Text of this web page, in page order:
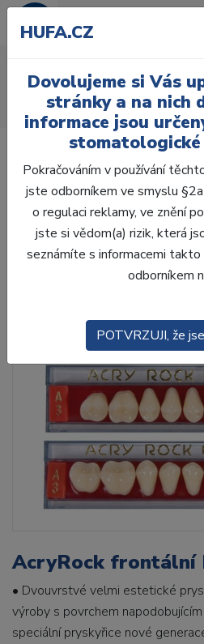
Úvod Zuby
AcryRock
AcryRock frontální H 6 ks
AcryRock frontální
• Dvouvrstvé velmi estetické
výroby s povrchem
speciální pryskyřice nové
HUFA.CZ
Dovolujeme si Vás
stránky a na nich
informace jsou
Pokračováním v používání
jste odborníkem ve smyslu
o regulaci reklamy, ve znění
jste si vědom(a) rizik, která
seznámíte s informacemi
odborníkem
POTVRZUJI, že